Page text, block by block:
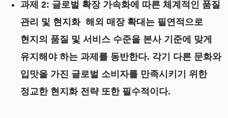
과제 2: 글로벌 확장 가속화에 따른 체계적인 품질
관리 및 현지화 해외 매장 확대는 필연적으로
현지의 품질 및 서비스 수준을 본사 기준에 맞게
유지해야 하는 과제를 동반한다. 각기 다른 문화와
입맛을 가진 글로벌 소비자를 만족시키기 위한
정교한 현지화 전략 또한 필수적이다.